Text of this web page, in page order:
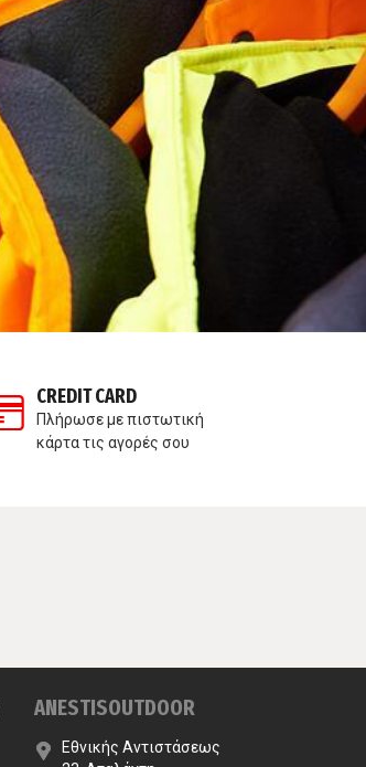
CREDIT CARD
Πλήρωσε με πιστωτική
κάρτα τις αγορές σου
ANESTISOUTDOOR
Εθνικής Αντιστάσεως